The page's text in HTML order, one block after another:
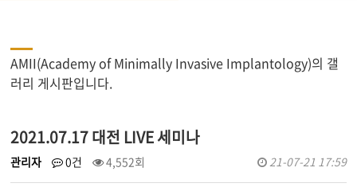
AMII(Academy of Minimally Invasive Implantology)의 갤
러리 게시판입니다.
2021.07.17 대전 LIVE 세미나
관리자 0건 4,552회 21-07-21 17:59